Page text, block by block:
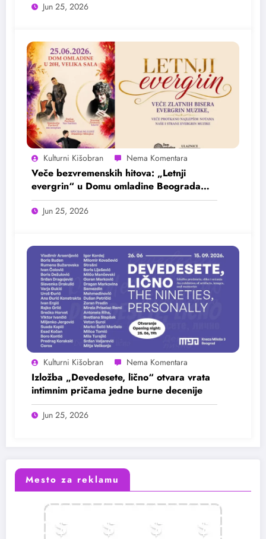
Jun 25, 2026
Kulturni Kišobran
Veče bezvremenskih hitova: „Letnji
evergrin“ u Domu omladine Beograda
25. juna
Jun 25, 2026
Kulturni Kišobran
Izložba „Devedesete, lično“ otvara vrata
intimnim pričama jedne burne decenije
Jun 25, 2026
Mesto za reklamu